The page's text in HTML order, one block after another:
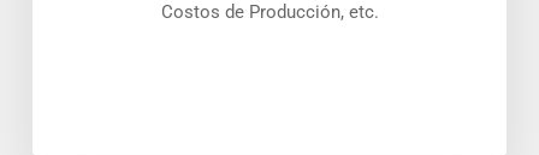
Costos de Producción, etc.